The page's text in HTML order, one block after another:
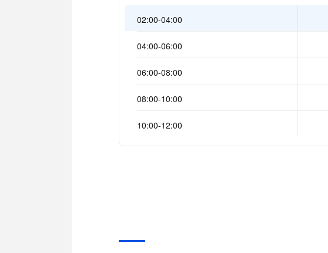
02:00-04:00
04:00-06:00
06:00-08:00
08:00-10:00
10:00-12:00